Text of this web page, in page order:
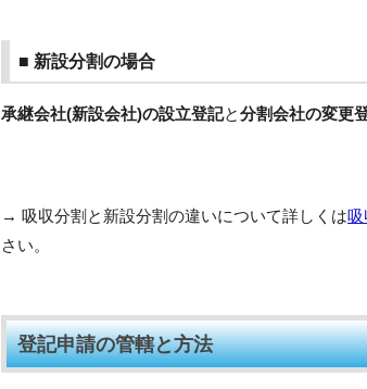
■ 新設分割の場合
承継会社(新設会社)の設立登記と分割会社の変更
→ 吸収分割と新設分割の違いについて詳しくは吸
さい。
登記申請の管轄と方法